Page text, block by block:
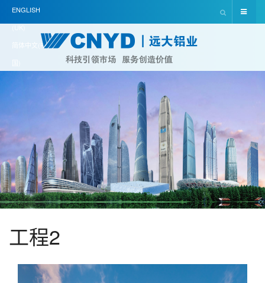
ENGLISH
(UK)
简体中文(中
国)
工程2